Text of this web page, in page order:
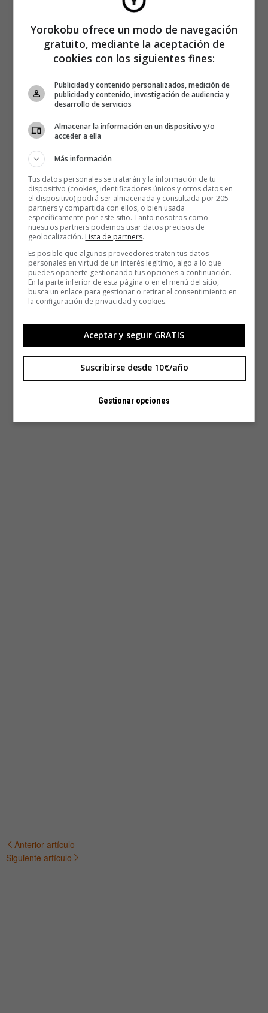
Navegación
Anterior artículo
Siguiente artículo
Yorokobu ofrece un modo de navegación
gratuito, mediante la aceptación de
cookies con los siguientes fines:
Publicidad y contenido personalizados, medición de
publicidad y contenido, investigación de audiencia y
desarrollo de servicios
Almacenar la información en un dispositivo y/o
acceder a ella
Más información
Tus datos personales se tratarán y la información de tu
dispositivo (cookies, identificadores únicos y otros datos en
el dispositivo) podrá ser almacenada y consultada por 205
partners y compartida con ellos, o bien usada
específicamente por este sitio. Tanto nosotros como
nuestros partners podemos usar datos precisos de
geolocalización. Lista de partners.
Es posible que algunos proveedores traten tus datos
personales en virtud de un interés legítimo, algo a lo que
puedes oponerte gestionando tus opciones a continuación.
En la parte inferior de esta página o en el menú del sitio,
busca un enlace para gestionar o retirar el consentimiento en
la configuración de privacidad y cookies.
Aceptar y seguir GRATIS
Suscribirse desde 10€/año
Gestionar opciones